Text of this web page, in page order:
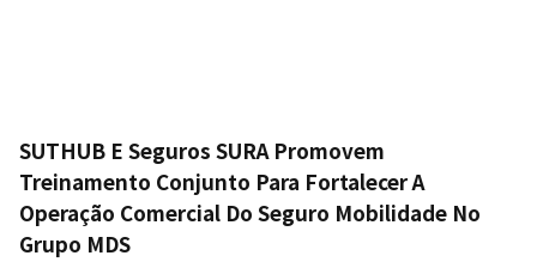
SUTHUB E Seguros SURA Promovem
Treinamento Conjunto Para Fortalecer A
Operação Comercial Do Seguro Mobilidade No
Grupo MDS